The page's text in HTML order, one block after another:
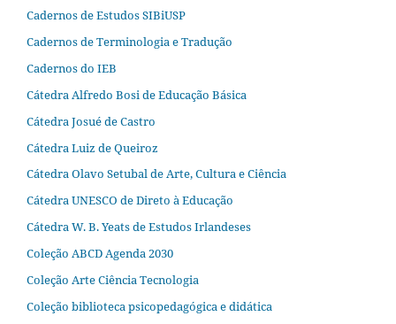
Cadernos de Estudos SIBiUSP
Cadernos de Terminologia e Tradução
Cadernos do IEB
Cátedra Alfredo Bosi de Educação Básica
Cátedra Josué de Castro
Cátedra Luiz de Queiroz
Cátedra Olavo Setubal de Arte, Cultura e Ciência
Cátedra UNESCO de Direto à Educação
Cátedra W. B. Yeats de Estudos Irlandeses
Coleção ABCD Agenda 2030
Coleção Arte Ciência Tecnologia
Coleção biblioteca psicopedagógica e didática